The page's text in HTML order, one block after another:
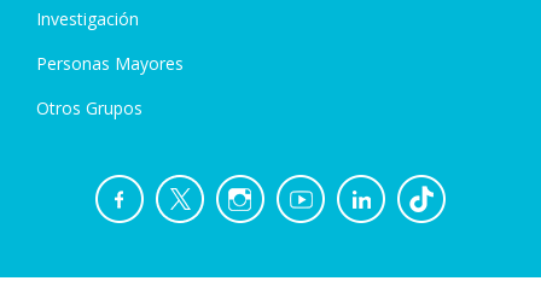
Investigación
Personas Mayores
Otros Grupos